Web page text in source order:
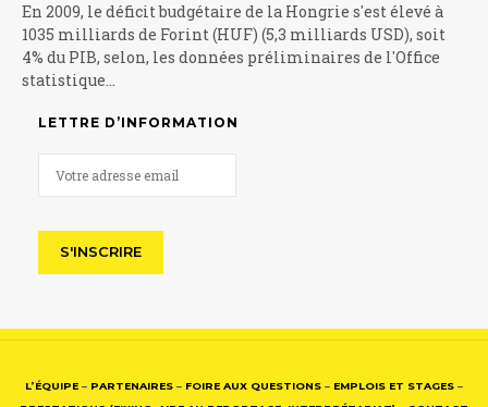
En 2009, le déficit budgétaire de la Hongrie s'est élevé à
1035 milliards de Forint (HUF) (5,3 milliards USD), soit
4% du PIB, selon, les données préliminaires de l'Office
statistique…
LETTRE D’INFORMATION
L’ÉQUIPE – PARTENAIRES – FOIRE AUX QUESTIONS – EMPLOIS ET STAGES –